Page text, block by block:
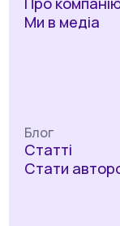
Ми в медіа
Блог
Статті
Стати